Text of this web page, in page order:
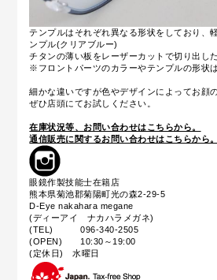
テンプルはそれぞれ異なる形状をしており、
ンプル(クリアブルー)
チタンの薄い板をレーザーカットで切り出し
※フロントパーツのカラーやテンプルの形状
細かな違いですが色やデザインによってお顔
ぜひ店頭にてお試しください。
在庫状況等、お問い合わせはこちらから。
通信販売に関するお問い合わせはこちらから。
眼鏡作製技能士在籍店
熊本県菊池郡菊陽町光の森2-29-5
D-Eye nakahara megane
(ディーアイ ナカハラメガネ)
(TEL) 096-340-2505
(OPEN) 10:30～19:00
(定休日) 水曜日